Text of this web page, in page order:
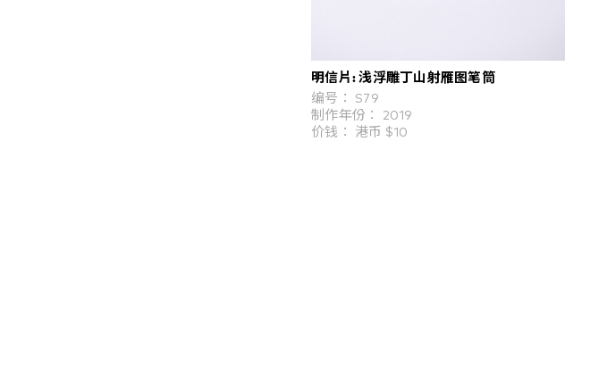
明信片: 浅浮雕丁山射雁图笔筒
编号： S79
制作年份： 2019
价钱： 港币 $10